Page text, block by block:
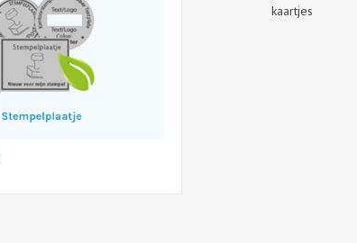
kaartjes